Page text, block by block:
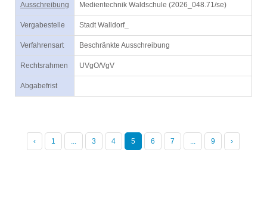
Ausschreibung Medientechnik Waldschule (2026_048.71/se)
Vergabestelle Stadt Walldorf_
Verfahrensart Beschränkte Ausschreibung
Rechtsrahmen UVgO/VgV
Abgabefrist
‹ 1 ... 3 4 5 6 7 ... 9 ›